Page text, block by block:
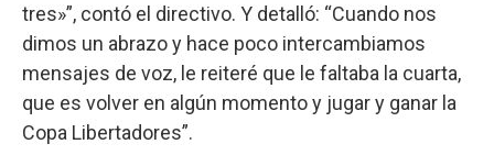
tres»”, contó el directivo. Y detalló: “Cuando nos
dimos un abrazo y hace poco intercambiamos
mensajes de voz, le reiteré que le faltaba la cuarta,
que es volver en algún momento y jugar y ganar la
Copa Libertadores”.